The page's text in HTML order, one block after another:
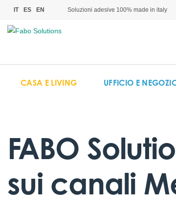
IT ES EN Soluzioni adesive 100% made in italy
CASA E LIVING UFFICIO E
FABO
sui canali